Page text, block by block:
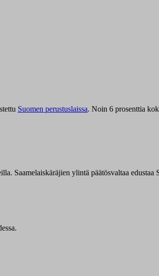
Suomen perustuslaissa. Noin 6 prosenttia
Saamelaiskäräjien ylintä päätösvaltaa edustaa